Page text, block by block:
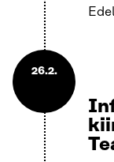
26.2.